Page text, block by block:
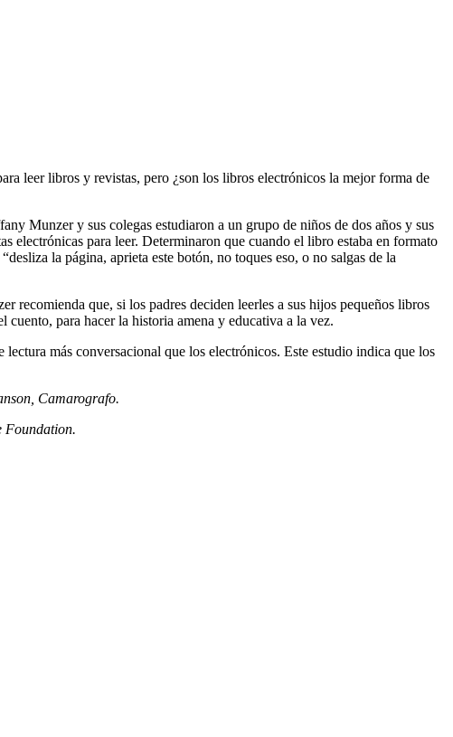
leer libros y revistas, pero ¿son los libros electrónicos la mejor forma de
Munzer y sus colegas estudiaron a un grupo de niños de dos años y sus
electrónicas para leer. Determinaron que cuando el libro estaba en formato
la página, aprieta este botón, no toques eso, o no salgas de la
recomienda que, si los padres deciden leerles a sus hijos pequeños libros
para hacer la historia amena y educativa a la vez.
más conversacional que los electrónicos. Este estudio indica que los
Camarografo.
Foundation.